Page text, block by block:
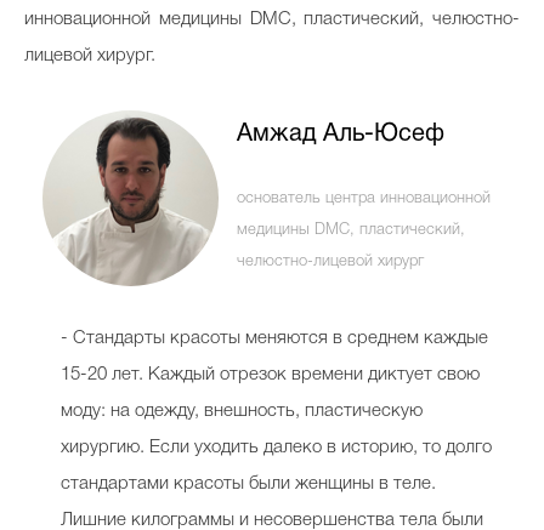
Выбор визажистов
Выбор косметолога
Полиция красоты
Хит недели от визажиста
Celebrity дня
Фотоальбом
инновационной медицины DMС, пластический, челюстно-
лицевой хирург.
Амжад Аль-Юсеф
основатель центра инновационной
медицины DMС, пластический,
челюстно-лицевой хирург
- Стандарты красоты меняются в среднем каждые
15-20 лет. Каждый отрезок времени диктует свою
моду: на одежду, внешность, пластическую
хирургию. Если уходить далеко в историю, то долго
стандартами красоты были женщины в теле.
Лишние килограммы и несовершенства тела были